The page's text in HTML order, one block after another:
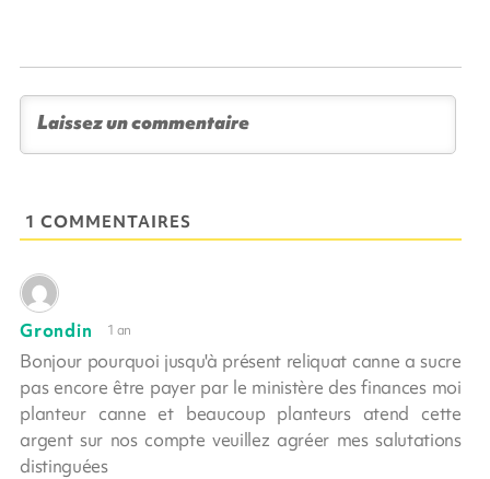
1 COMMENTAIRES
Grondin 1 an
Bonjour pourquoi jusqu'à présent reliquat canne a sucre
pas encore être payer par le ministère des finances moi
planteur canne et beaucoup planteurs atend cette
argent sur nos compte veuillez agréer mes salutations
distinguées